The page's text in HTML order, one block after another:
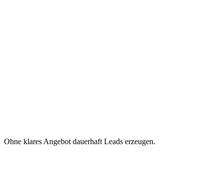
Ohne klares Angebot dauerhaft Leads erzeugen.